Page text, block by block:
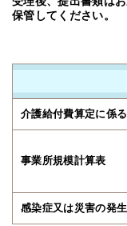
保管してください。
介護給付費算定に係
事業所規模計算表
感染症又は災害の発